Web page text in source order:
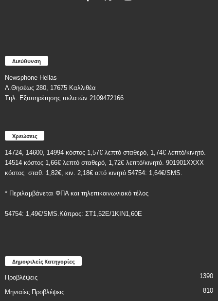
Διεύθυνση
Newsphone Hellas
Λ.Θησέως 280, 17675 Καλλιθέα
Tηλ. Εξυπηρέτησης πελατών 2109472166
Χρεώσεις
14724, 14600, 14994 κόστος 1,57€ λεπτό σταθερό, 1,74€ λεπτό/κινητό.
14514 κόστος 1,66€ λεπτό σταθερό, 1,72€ λεπτό/κινητό. 901901ΧΧΧΧ
κόστος σταθ. 1,82€, κιν. 2,18€ από κινητό 54754: 1,64€/SMS.
* Περιλαμβάνεται ΦΠΑ και τηλεπικοινωνιακό τέλος
54754: 1,49€/SMS.Κύπρος: ΣT1,52E/1KIN1,60E
Δημοφιλείς Κατηγορίες
Προβλέψεις 1390
Μηνιαίες Προβλέψεις 810